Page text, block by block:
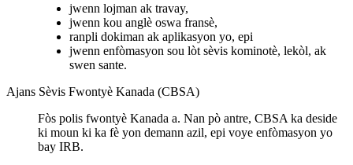
jwenn lojman ak travay,
jwenn kou anglè oswa fransè,
ranpli dokiman ak aplikasyon yo, epi
jwenn enfòmasyon sou lòt sèvis kominotè, lekòl, ak
swen sante.
Ajans Sèvis Fwontyè Kanada (CBSA)
Fòs polis fwontyè Kanada a. Nan pò antre, CBSA ka deside
ki moun ki ka fè yon demann azil, epi voye enfòmasyon yo
bay IRB.